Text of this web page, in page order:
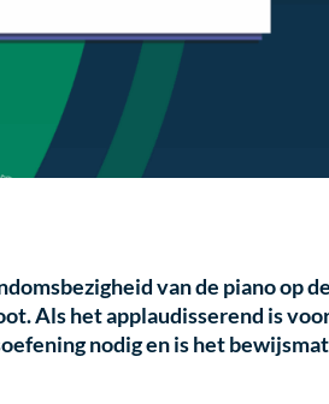
van de piano op
Als het applaudisserend is
nodig en is het